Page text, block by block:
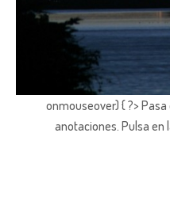
onmouseover) { ?>
anotaciones. Pulsa en